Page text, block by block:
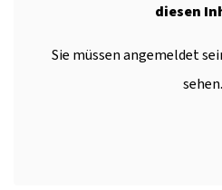
diesen
Sie müssen angemeldet
sehen.